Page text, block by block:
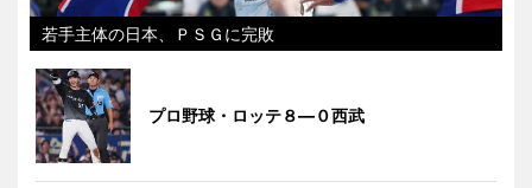
若手主体の日本、ＰＳＧに完敗
プロ野球・ロッテ８―０西武